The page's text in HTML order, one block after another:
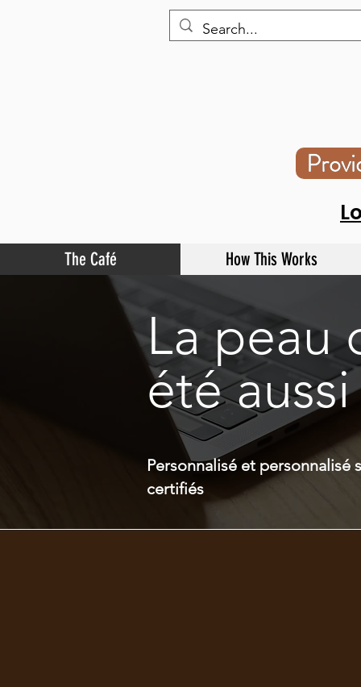
The Café How This Works
La peau
été
Personnalisé et personnalisé
certifiés